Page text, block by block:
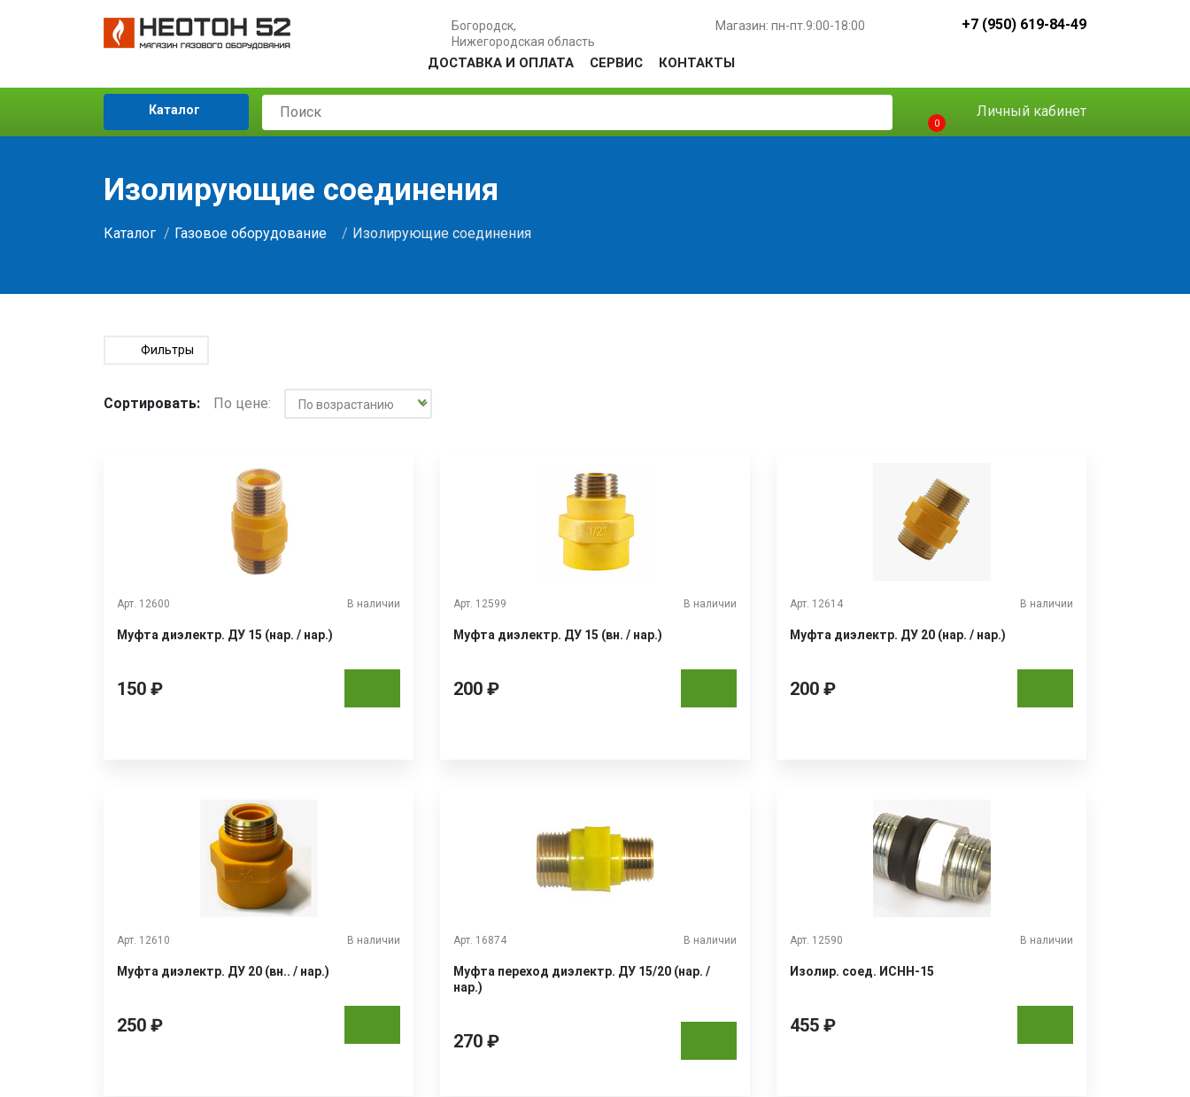
Богородск,
Нижегородская область
Магазин: пн-пт.9:00-18:00 +7 (950) 619-84-49
ДОСТАВКА И ОПЛАТА СЕРВИС КОНТАКТЫ
Каталог
0
Личный кабинет
Изолирующие соединения
Каталог Газовое оборудование Изолирующие соединения
Фильтры
Сортировать: По цене:
Арт. 12600 В наличии
Муфта диэлектр. ДУ 15 (нар. / нар.)
150 ₽
Арт. 12599 В наличии
Муфта диэлектр. ДУ 15 (вн. / нар.)
200 ₽
Арт. 12614 В наличии
Муфта диэлектр. ДУ 20 (нар. / нар.)
200 ₽
Арт. 12610 В наличии
Муфта диэлектр. ДУ 20 (вн.. / нар.)
250 ₽
Арт. 16874 В наличии
Муфта переход диэлектр. ДУ 15/20 (нар. /
нар.)
270 ₽
Арт. 12590 В наличии
Изолир. соед. ИСНН-15
455 ₽